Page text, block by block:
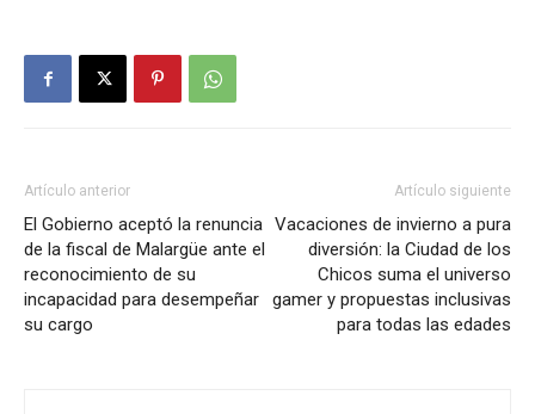
Artículo anterior
El Gobierno aceptó la renuncia
de la fiscal de Malargüe ante el
reconocimiento de su
incapacidad para desempeñar
su cargo
Artículo siguiente
Vacaciones de invierno a pura
diversión: la Ciudad de los
Chicos suma el universo
gamer y propuestas inclusivas
para todas las edades